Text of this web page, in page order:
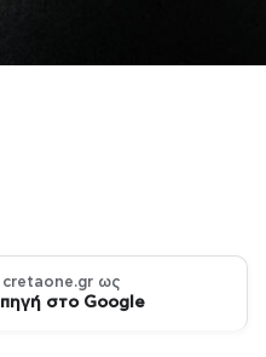
cretaone.gr ως
στο Google